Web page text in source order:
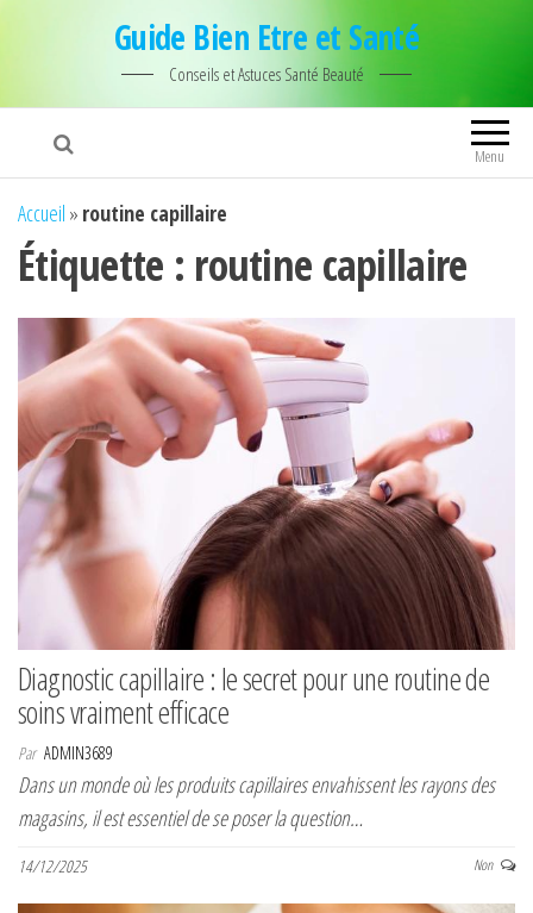
Guide Bien Etre et Santé
Conseils et Astuces Santé Beauté
Menu
Accueil » routine capillaire
Étiquette : routine capillaire
Diagnostic capillaire : le secret pour une routine de
soins vraiment efficace
Par ADMIN3689
Dans un monde où les produits capillaires envahissent les rayons des
magasins, il est essentiel de se poser la question…
14/12/2025 Non